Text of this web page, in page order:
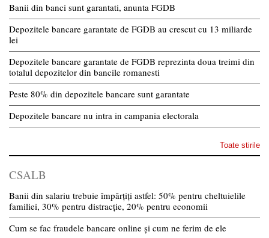
Banii din banci sunt garantati, anunta FGDB
Depozitele bancare garantate de FGDB au crescut cu 13 miliarde
lei
Depozitele bancare garantate de FGDB reprezinta doua treimi din
totalul depozitelor din bancile romanesti
Peste 80% din depozitele bancare sunt garantate
Depozitele bancare nu intra in campania electorala
Toate stirile
CSALB
Banii din salariu trebuie împărțiți astfel: 50% pentru cheltuielile
familiei, 30% pentru distracție, 20% pentru economii
Cum se fac fraudele bancare online și cum ne ferim de ele